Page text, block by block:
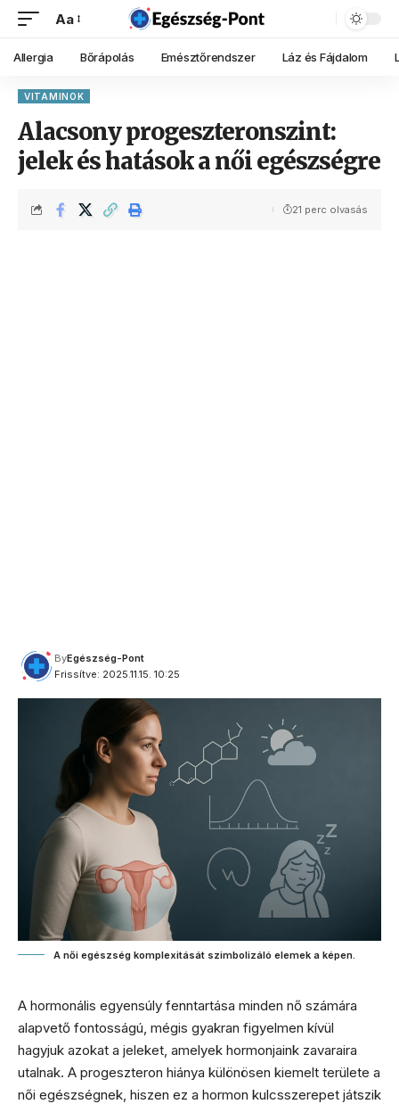
Aa
Allergia Bőrápolás Emésztőrendszer Láz és Fájdalom
VITAMINOK
Alacsony progeszteronszint:
jelek és hatások a női egészségre
Frissítve: 2025.11.15. 10:25
ByEgészség-Pont
21 perc olvasás
A női egészség komplexitását szimbolizáló elemek a képen.
A hormonális egyensúly fenntartása minden nő számára
alapvető fontosságú, mégis gyakran figyelmen kívül
hagyjuk azokat a jeleket, amelyek hormonjaink zavaraira
utalnak. A progeszteron hiánya különösen kiemelt területe a
női egészségnek, hiszen ez a hormon kulcsszerepet játszik